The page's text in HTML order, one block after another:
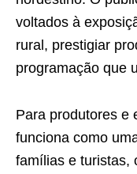
voltados à
rural, prestigiar
programação que
Para produtores e
funciona como
famílias e turistas,